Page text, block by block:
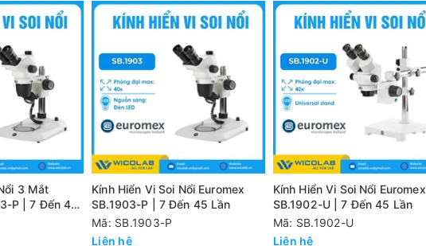
quả quan sát.
1 cái)
3 Mắt
P | 7 Đến 45
Kính Hiển Vi Soi Nổi Euromex
SB.1903-P | 7 Đến 45 Lần
Mã: SB.1903-P
Liên hệ
Kính Hiển Vi Soi Nổi Euromex
SB.1902-U | 7 Đến 45 Lần
Mã: SB.1902-U
Liên hệ